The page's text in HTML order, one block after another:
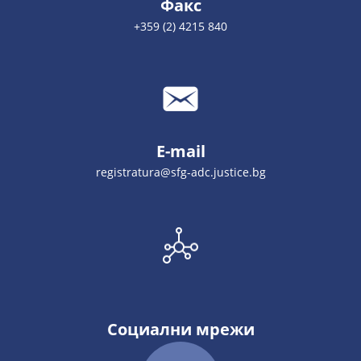
Факс
+359 (2) 4215 840
E-mail
registratura@sfg-adc.justice.bg
Социални мрежи